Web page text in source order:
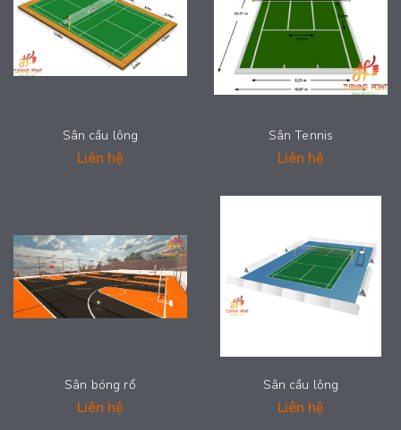
Sân cầu lông
Liên hệ
Sân Tennis
Liên hệ
Sân bóng rổ
Liên hệ
Sân cầu lông
Liên hệ